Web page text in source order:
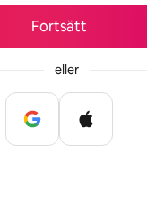
Fortsätt
eller